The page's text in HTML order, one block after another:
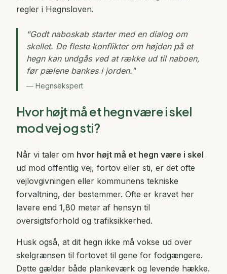
regler i Hegnsloven.
"Godt naboskab starter med en dialog om
skellet. De fleste konflikter om højden på et
hegn kan undgås ved at række ud til naboen,
før pælene bankes i jorden."
— Hegnsekspert
Hvor højt må et hegn være i skel
mod vej og sti?
Når vi taler om hvor højt må et hegn være i skel
ud mod offentlig vej, fortov eller sti, er det ofte
vejlovgivningen eller kommunens tekniske
forvaltning, der bestemmer. Ofte er kravet her
lavere end 1,80 meter af hensyn til
oversigtsforhold og trafiksikkerhed.
Husk også, at dit hegn ikke må vokse ud over
skelgrænsen til fortovet til gene for fodgængere.
Dette gælder både plankeværk og levende hække.